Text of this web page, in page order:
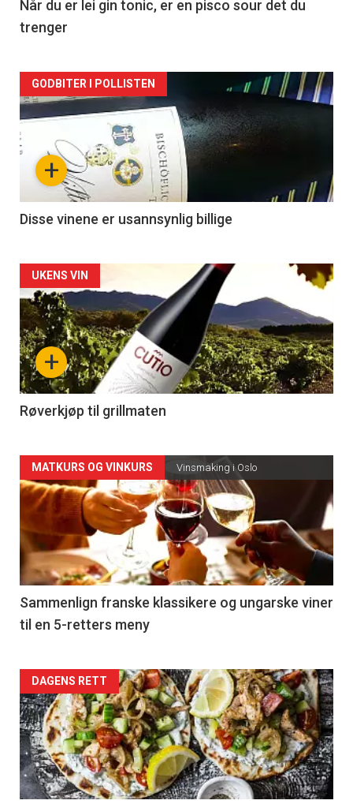
2
Når du er lei gin tonic, er en pisco sour det du
trenger
Forsiden
akkurat
nå
3
+
GODBITER I POLLISTEN
Disse vinene er usannsynlig billige
Forsiden
akkurat
nå
-
4
+
UKENS VIN
Røverkjøp til grillmaten
Forsiden
akkurat
nå
-
5
MATKURS OG VINKURS Vinsmaking i Oslo
Sammenlign franske klassikere og ungarske viner
til en 5-retters meny
Forsiden
akkurat
nå
-
DAGENS RETT